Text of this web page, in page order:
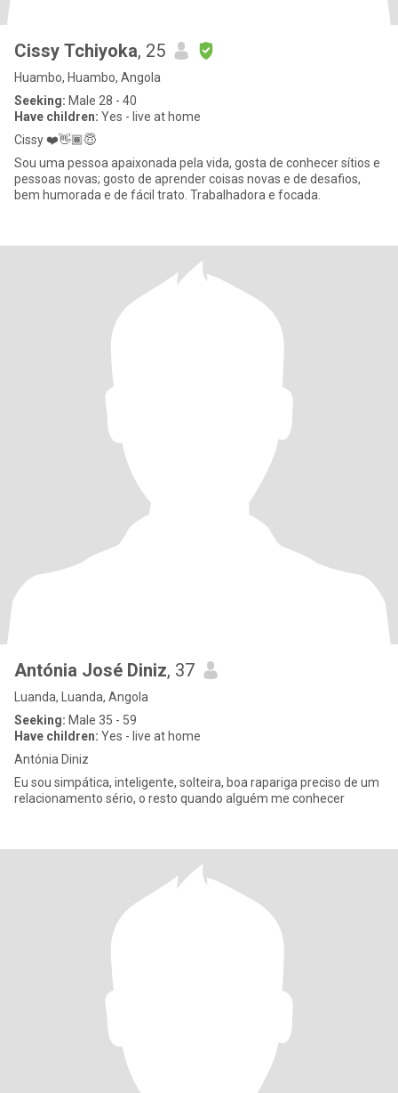
Cissy Tchiyoka, 25
Huambo, Huambo, Angola
Seeking: Male 28 - 40
Have children: Yes - live at home
Cissy ❤️👋🏾😇
Sou uma pessoa apaixonada pela vida, gosta de conhecer sítios e
pessoas novas; gosto de aprender coisas novas e de desafios,
bem humorada e de fácil trato. Trabalhadora e focada.
Antónia José Diniz, 37
Luanda, Luanda, Angola
Seeking: Male 35 - 59
Have children: Yes - live at home
Antónia Diniz
Eu sou simpática, inteligente, solteira, boa rapariga preciso de um
relacionamento sério, o resto quando alguém me conhecer